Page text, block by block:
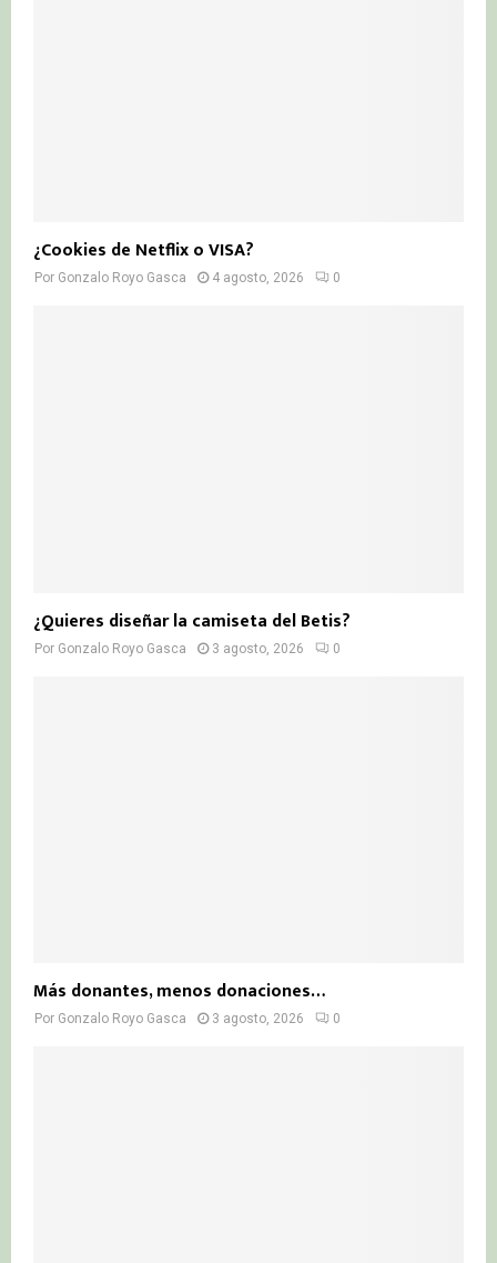
¿Cookies de Netflix o VISA?
Por Gonzalo Royo Gasca 4 agosto, 2026 0
¿Quieres diseñar la camiseta del Betis?
Por Gonzalo Royo Gasca 3 agosto, 2026 0
Más donantes, menos donaciones…
Por Gonzalo Royo Gasca 3 agosto, 2026 0